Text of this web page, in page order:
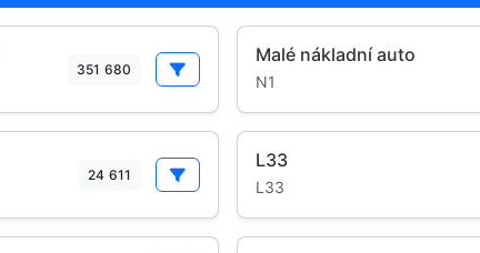
351 680
Malé nákladní auto
N1
24 611
L33
L33